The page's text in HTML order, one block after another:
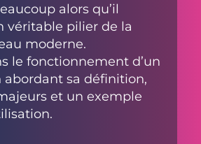
alors qu’il
véritable pilier de la
moderne.
le fonctionnement d’un
abordant sa définition,
et un exemple